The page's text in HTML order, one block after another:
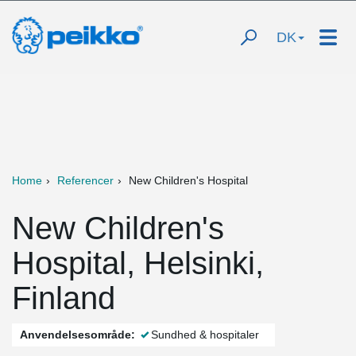
DK
Home Referencer New Children's Hospital
New Children's
Hospital, Helsinki,
Finland
Anvendelsesområde: Sundhed & hospitaler